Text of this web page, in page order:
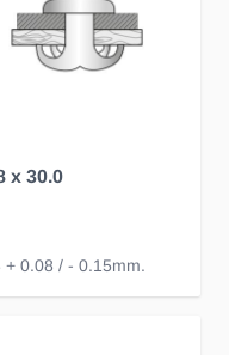
x 30.0
+ 0.08 / - 0.15mm.